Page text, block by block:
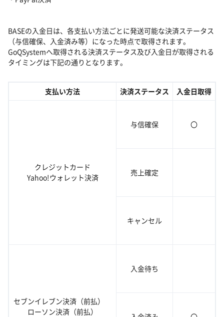
BASEの入金日は、各支払い方法ごとに発送可能な決済ステータス
（与信確保、入金済み等）になった時点で取得されます。
GoQSystemへ取得される決済ステータス及び入金日が取得される
タイミングは下記の通りとなります。
支払い方法 決済ステータス 入金日取得
クレジットカード
Yahoo!ウォレット決済
与信確保 〇
売上確定
キャンセル
セブンイレブン決済（前払）
ローソン決済（前払）
入金待ち